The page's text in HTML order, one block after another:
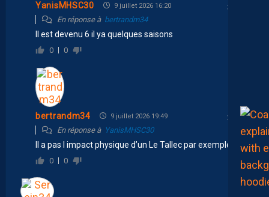
YanisMHSC30 9 juillet 2026 16:20
En réponse à bertrandm34
Il est devenu 6 il ya quelques saisons
0 0
bertrandm34 9 juillet 2026 19:49
En réponse à YanisMHSC30
Il a pas l impact physique d’un Le Tallec par exemple
0 0